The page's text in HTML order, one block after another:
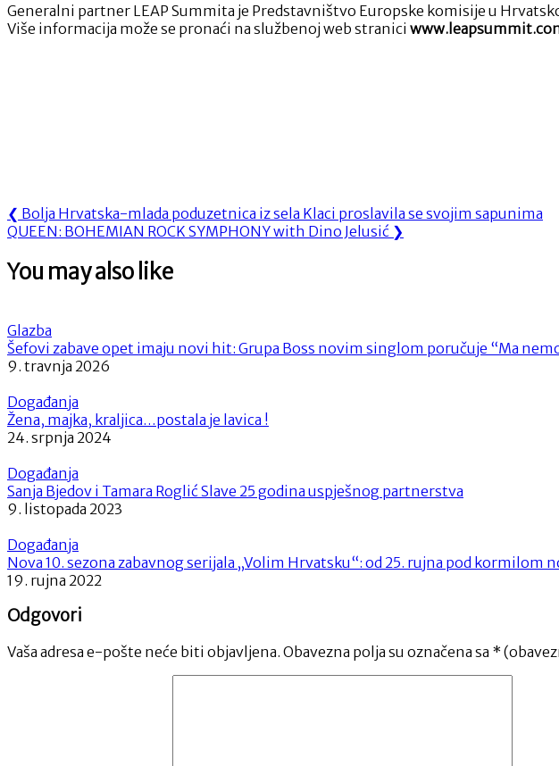
Generalni partner LEAP Summita je Predstavništvo Europske komisije u
Više informacija može se pronaći na službenoj web stranici
Navigacija
objava
❮ Previous
Post:
Bolja Hrvatska-mlada poduzetnica iz sela Klaci proslavila se svojim sapunima
Next
QUEEN: BOHEMIAN ROCK SYMPHONY with Dino Jelusić ❯
You may also like
Glazba
Šefovi zabave opet imaju novi hit: Grupa Boss novim singlom poručuje “Ma
9. travnja 2026
Događanja
Žena, majka, kraljica…postala je lavica !
24. srpnja 2024
Događanja
Sanja Bjedov i Tamara Roglić Slave 25 godina uspješnog partnerstva
9. listopada 2023
Događanja
Nova 10. sezona zabavnog serijala „Volim Hrvatsku“: od 25. rujna pod kormilom
19. rujna 2022
Odgovori
Vaša adresa e-pošte neće biti objavljena. Obavezna polja su označena sa *